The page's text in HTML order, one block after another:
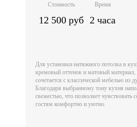
Стоимость Время
12 500 руб 2 часа
Для установки натяжного потолка в
кремовый оттенок и матовый материал,
сочетается с классической мебелью из
Благодаря выбранному тону кухня
свежестью, что позволяет чувствовать
гостям комфортно и уютно.